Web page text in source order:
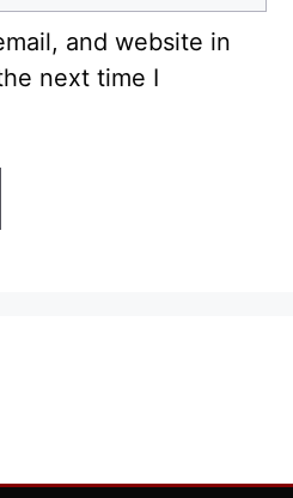
and website in
next time I